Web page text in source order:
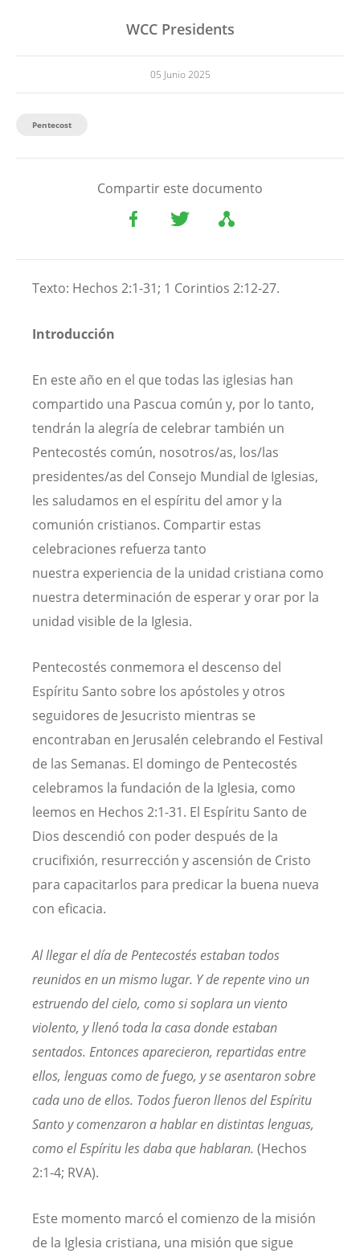
WCC Presidents
05 Junio 2025
Pentecost
Compartir este documento
Texto: Hechos 2:1-31; 1 Corintios 2:12-27.
Introducción
En este año en el que todas las iglesias han
compartido una Pascua común y, por lo tanto,
tendrán la alegría de celebrar también un
Pentecostés común, nosotros/as, los/las
presidentes/as del Consejo Mundial de Iglesias,
les saludamos en el espíritu del amor y la
comunión cristianos. Compartir estas
celebraciones refuerza tanto
nuestra experiencia de la unidad cristiana como
nuestra determinación de esperar y orar por la
unidad visible de la Iglesia.
Pentecostés conmemora el descenso del
Espíritu Santo sobre los apóstoles y otros
seguidores de Jesucristo mientras se
encontraban en Jerusalén celebrando el Festival
de las Semanas. El domingo de Pentecostés
celebramos la fundación de la Iglesia, como
leemos en Hechos 2:1-31. El Espíritu Santo de
Dios descendió con poder después de la
crucifixión, resurrección y ascensión de Cristo
para capacitarlos para predicar la buena nueva
con eficacia.
Al llegar el día de Pentecostés estaban todos
reunidos en un mismo lugar. Y de repente vino un
estruendo del cielo, como si soplara un viento
violento, y llenó toda la casa donde estaban
sentados. Entonces aparecieron, repartidas entre
ellos, lenguas como de fuego, y se asentaron sobre
cada uno de ellos. Todos fueron llenos del Espíritu
Santo y comenzaron a hablar en distintas lenguas,
como el Espíritu les daba que hablaran. (Hechos
2:1-4; RVA).
Este momento marcó el comienzo de la misión
de la Iglesia cristiana, una misión que sigue